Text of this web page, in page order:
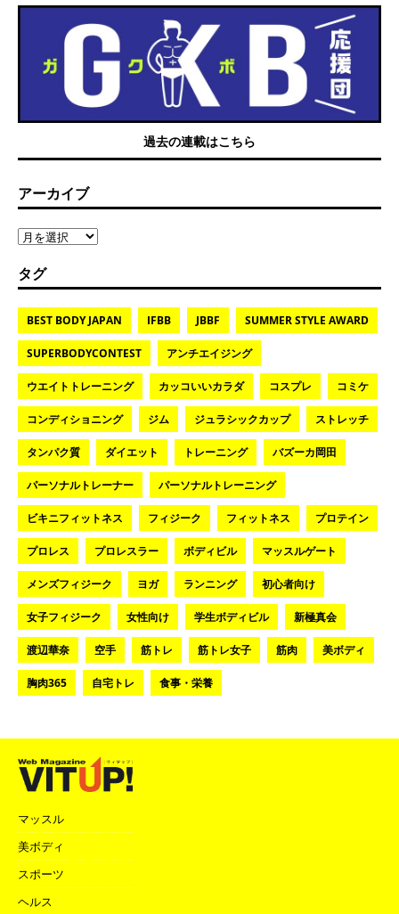
過去の連載はこちら
アーカイブ
タグ
BEST BODY JAPAN IFBB JBBF SUMMER STYLE AWARD
SUPERBODYCONTEST アンチエイジング
ウエイトトレーニング カッコいいカラダ コスプレ コミケ
コンディショニング ジム ジュラシックカップ ストレッチ
タンパク質 ダイエット トレーニング バズーカ岡田
パーソナルトレーナー パーソナルトレーニング
ビキニフィットネス フィジーク フィットネス プロテイン
プロレス プロレスラー ボディビル マッスルゲート
メンズフィジーク ヨガ ランニング 初心者向け
女子フィジーク 女性向け 学生ボディビル 新極真会
渡辺華奈 空手 筋トレ 筋トレ女子 筋肉 美ボディ
胸肉365 自宅トレ 食事・栄養
マッスル
美ボディ
スポーツ
ヘルス